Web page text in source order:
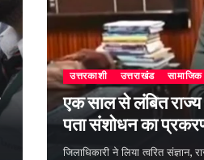
उत्तरकाशी उत्तराखंड सामाजिक
एक साल से लंबित राज्य
पता संशोधन का
जिलाधिकारी ने लिया त्वरित